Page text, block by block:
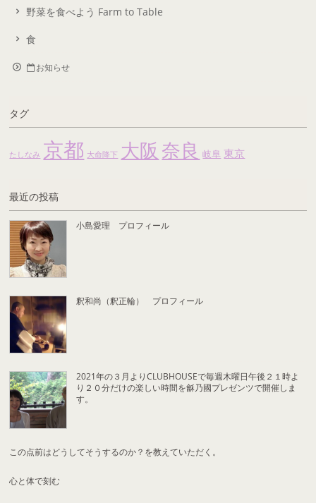
野菜を食べよう Farm to Table
食
お知らせ
タグ
たしなみ 京都 大命降下 大阪 奈良 岐阜 東京
最近の投稿
小島愛理 プロフィール
釈和尚（釈正輪） プロフィール
2021年の３月よりCLUBHOUSEで毎週木曜日午後２１時よ
り２０分だけの楽しい時間を龢乃國プレゼンツで開催しま
す。
この点前はどうしてそうするのか？を教えていただく。
心と体で刻む